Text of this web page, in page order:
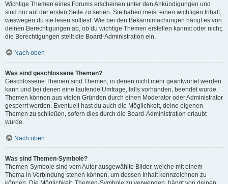
Wichtige Themen eines Forums erscheinen unter den Ankündigungen und
sind nur auf der ersten Seite zu sehen. Sie haben meist einen wichtigen Inhalt,
weswegen du sie lesen solltest. Wie bei den Bekanntmachungen hängt es von
deinen Berechtigungen ab, ob du wichtige Themen erstellen kannst oder nicht;
die Berechtigungen stellt die Board-Administration ein.
Nach oben
Was sind geschlossene Themen?
Geschlossene Themen sind Themen, in denen nicht mehr geantwortet werden
kann und bei denen eine laufende Umfrage, falls vorhanden, beendet wurde.
Themen können aus vielen Gründen durch einen Moderator oder Administrator
gesperrt werden. Eventuell hast du auch die Möglichkeit, deine eigenen
Themen zu schließen, sofern dies durch die Board-Administration erlaubt
wurde.
Nach oben
Was sind Themen-Symbole?
Themen-Symbole sind vom Autor ausgewählte Bilder, welche mit einem
Thema in Verbindung stehen können, um dessen Inhalt kennzeichnen zu